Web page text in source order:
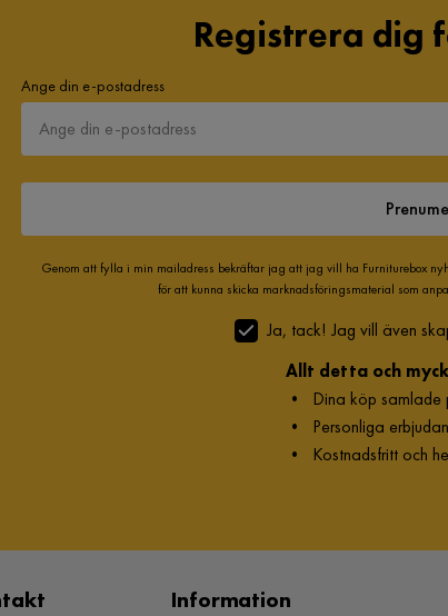
Registrera dig
Ange din e-postadress
Genom att fylla i min mailadress bekräftar jag att jag vill ha Furniturebox
för att kunna skicka marknadsföringsmaterial som
Ja, tack! Jag vill även
Allt detta och
• Dina köp samlade
• Personliga
• Kostnadsfritt och
Information